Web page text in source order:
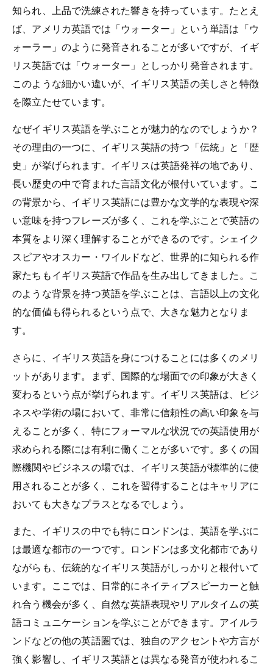
知られ、上品で洗練された響きを持っています。たとえ
ば、アメリカ英語では「ウォーター」という単語は「ウ
ォーラー」のように発音されることが多いですが、イギ
リス英語では「ウォーター」としっかり発音されます。
このような細かい違いが、イギリス英語の美しさと特徴
を際立たせています。
なぜイギリス英語を学ぶことが魅力的なのでしょうか？
その理由の一つに、イギリス英語の持つ「伝統」と「歴
史」が挙げられます。イギリスは英語発祥の地であり、
長い歴史の中で育まれた言語文化が根付いています。こ
の背景から、イギリス英語には豊かな文学的な表現や深
い意味を持つフレーズが多く、これを学ぶことで英語の
本質をより深く理解することができるのです。シェイク
スピアやオスカー・ワイルドなど、世界的に知られる作
家たちもイギリス英語で作品を生み出してきました。こ
のような背景を持つ英語を学ぶことは、言語以上の文化
的な価値も得られるという点で、大きな魅力となりま
す。
さらに、イギリス英語を身につけることには多くのメリ
ットがあります。まず、国際的な場面での印象が大きく
変わるという点が挙げられます。イギリス英語は、ビジ
ネスや学術の場において、非常に信頼性の高い印象を与
えることが多く、特にフォーマルな状況での英語使用が
求められる際には有利に働くことが多いです。多くの国
際機関やビジネスの場では、イギリス英語が標準的に使
用されることが多く、これを習得することはキャリアに
おいても大きなプラスとなるでしょう。
また、イギリスの中でも特にロンドンは、英語を学ぶに
は最適な都市の一つです。ロンドンは多文化都市であり
ながらも、伝統的なイギリス英語がしっかりと根付いて
います。ここでは、日常的にネイティブスピーカーと触
れ合う機会が多く、自然な英語表現やリアルタイムの英
語コミュニケーションを学ぶことができます。アイルラ
ンドなどの他の英語圏では、独自のアクセントや方言が
強く影響し、イギリス英語とは異なる発音が使われるこ